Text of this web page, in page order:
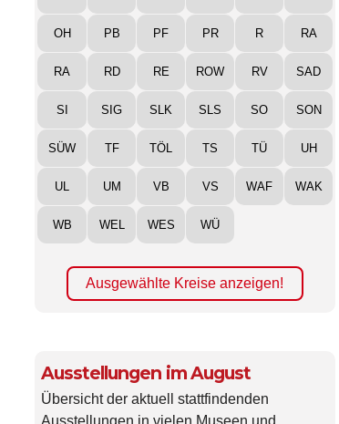
OH PB PF PR R RA
RA RD RE ROW RV SAD
SI SIG SLK SLS SO SON
SÜW TF TÖL TS TÜ UH
UL UM VB VS WAF WAK
WB WEL WES WÜ
Ausgewählte Kreise anzeigen!
Ausstellungen im August
Übersicht der aktuell stattfindenden